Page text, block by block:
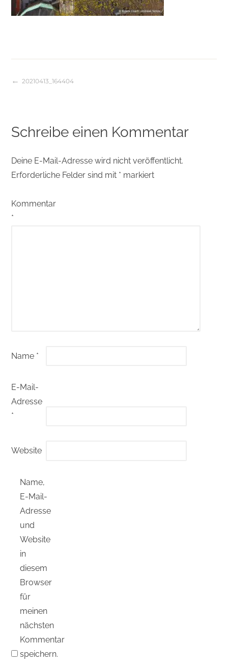
Beitragsnavigation
20210413_164404
Schreibe einen Kommentar
Deine E-Mail-Adresse wird nicht veröffentlicht.
Erforderliche Felder sind mit * markiert
Kommentar
*
Name *
E-Mail-
Adresse
*
Website
Name,
E-Mail-
Adresse
und
Website
in
diesem
Browser
für
meinen
nächsten
Kommentar
speichern.